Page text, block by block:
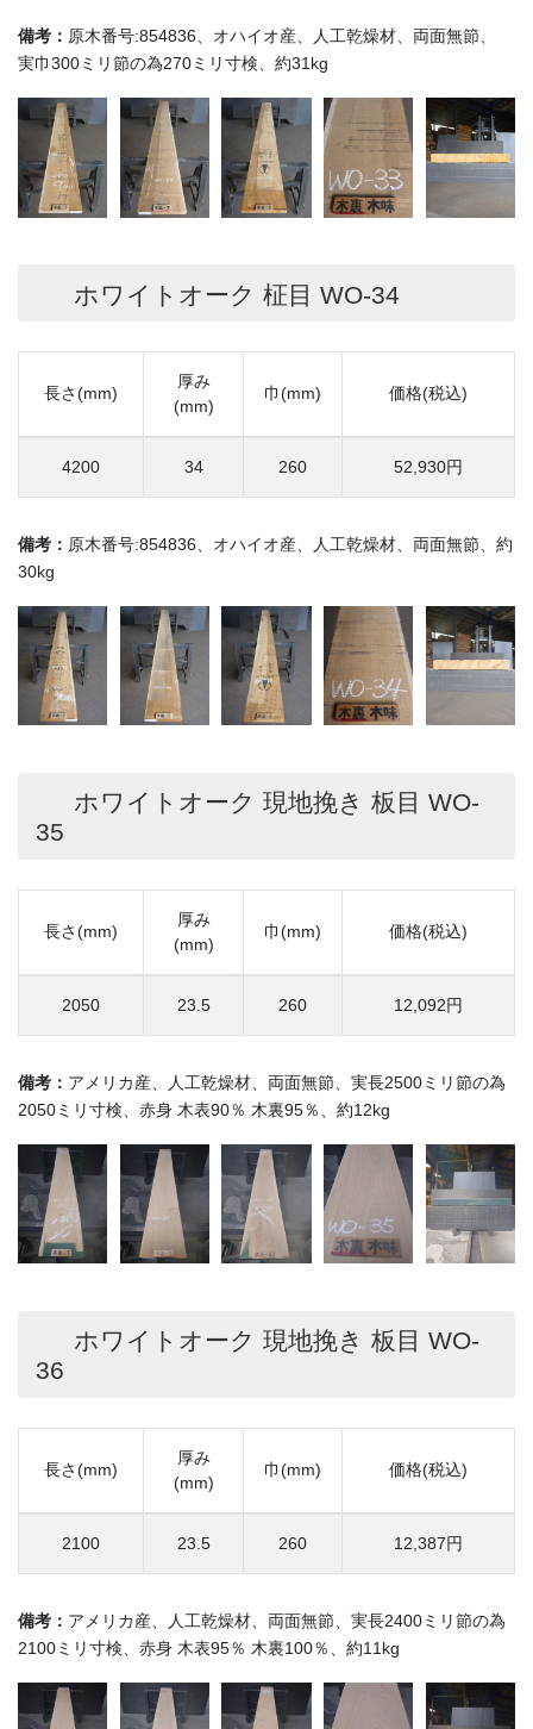
備考： 原木番号:854836、オハイオ産、人工乾燥材、両面無節、
実巾300ミリ節の為270ミリ寸検、約31kg
ホワイトオーク 柾目 WO-34
長さ(mm)
厚み
(mm)
巾(mm) 価格(税込)
4200 34 260 52,930円
備考： 原木番号:854836、オハイオ産、人工乾燥材、両面無節、約
30kg
ホワイトオーク 現地挽き 板目 WO-
35
長さ(mm)
厚み
(mm)
巾(mm) 価格(税込)
2050 23.5 260 12,092円
備考： アメリカ産、人工乾燥材、両面無節、実長2500ミリ節の為
2050ミリ寸検、赤身 木表90％ 木裏95％、約12kg
ホワイトオーク 現地挽き 板目 WO-
36
長さ(mm)
厚み
(mm)
巾(mm) 価格(税込)
2100 23.5 260 12,387円
備考： アメリカ産、人工乾燥材、両面無節、実長2400ミリ節の為
2100ミリ寸検、赤身 木表95％ 木裏100％、約11kg